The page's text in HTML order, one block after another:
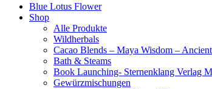
Blue Lotus Flower
Shop
Alle Produkte
Wildherbals
Cacao Blends – Maya Wisdom –
Bath & Steams
Book Launching- Sternenklang Verlag
Gewürzmischungen